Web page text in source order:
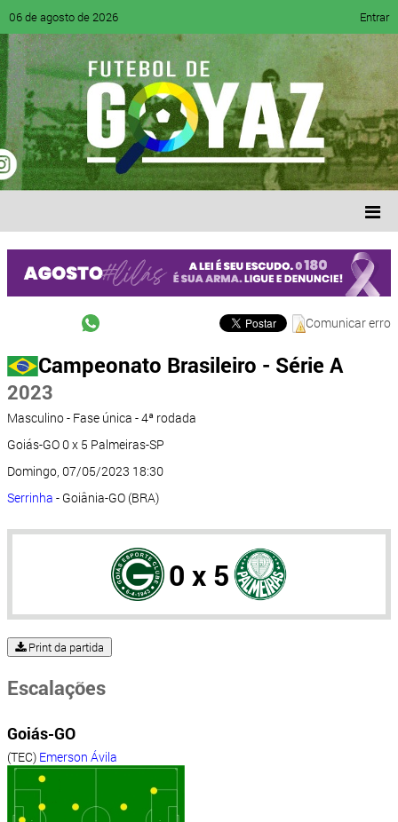
06 de agosto de 2026 Entrar
Comunicar erro
Campeonato Brasileiro - Série A
2023
Masculino - Fase única - 4ª rodada
Goiás-GO 0 x 5 Palmeiras-SP
Domingo, 07/05/2023 18:30
Serrinha - Goiânia-GO (BRA)
0 x 5
Print da partida
Escalações
Goiás-GO
(TEC) Emerson Ávila